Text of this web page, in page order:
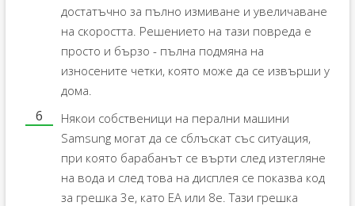
достатъчно за пълно измиване и увеличаване
на скоростта. Решението на тази повреда е
просто и бързо - пълна подмяна на
износените четки, която може да се извърши у
дома.
Някои собственици на перални машини
Samsung могат да се сблъскат със ситуация,
при която барабанът се върти след изтегляне
на вода и след това на дисплея се показва код
за грешка 3e, като EA или 8e. Тази грешка